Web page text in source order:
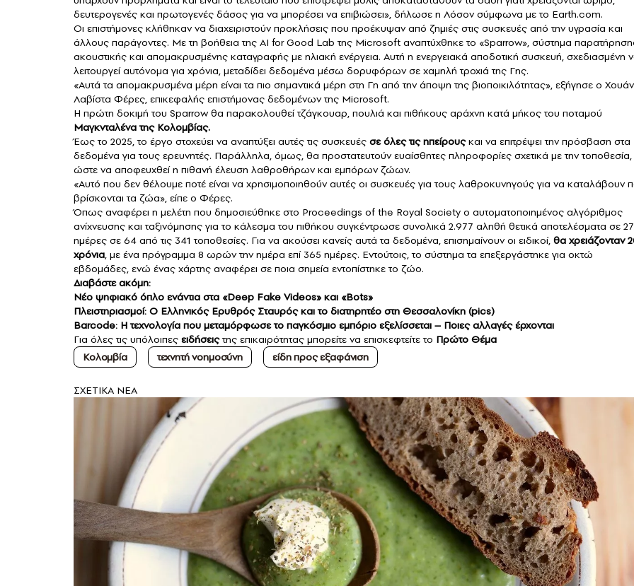
δευτερογενές και πρωτογενές δάσος για να μπορέσει να επιβιώσει», δήλωσε η Λόσον σύμφωνα με το Earth.com.
Οι επιστήμονες κλήθηκαν να διαχειριστούν προκλήσεις που προέκυψαν από ζημιές στις συσκευές από την υγρασία και
άλλους παράγοντες. Με τη βοήθεια της AI for Good Lab της Microsoft αναπτύχθηκε το «Sparrow», σύστημα
ακουστικής και απομακρυσμένης καταγραφής με ηλιακή ενέργεια. Αυτή η ενεργειακά αποδοτική συσκευή, σχεδιασμένη
λειτουργεί αυτόνομα για χρόνια, μεταδίδει δεδομένα μέσω δορυφόρων σε χαμηλή τροχιά της Γης.
«Αυτά τα απομακρυσμένα μέρη είναι τα πιο σημαντικά μέρη στη Γη από την άποψη της βιοποικιλότητας», εξήγησε ο Χουάν
Λαβίστα Φέρες, επικεφαλής επιστήμονας δεδομένων της Microsoft.
Η πρώτη δοκιμή του Sparrow θα παρακολουθεί τζάγκουαρ, πουλιά και πιθήκους αράχνη κατά μήκος του ποταμού
Μαγκνταλένα της Κολομβίας.
Έως το 2025, το έργο στοχεύει να αναπτύξει αυτές τις συσκευές σε όλες τις ηπείρουςκαι να επιτρέψει την πρόσβαση στα
δεδομένα για τους ερευνητές. Παράλληλα, όμως, θα προστατευτούν ευαίσθητες πληροφορίες σχετικά με την τοποθεσία,
ώστε να αποφευχθεί η πιθανή έλευση λαθροθήρων και εμπόρων ζώων.
«Αυτό που δεν θέλουμε ποτέ είναι να χρησιμοποιηθούν αυτές οι συσκευές για τους λαθροκυνηγούς για να καταλάβουν
βρίσκονται τα ζώα», είπε ο Φέρες.
Όπως αναφέρει η μελέτη που δημοσιεύθηκε στο Proceedings of the Royal Society ο αυτοματοποιημένος αλγόριθμος
ανίχνευσης και ταξινόμησης για το κάλεσμα του πιθήκου συγκέντρωσε συνολικά 2.977 αληθή θετικά αποτελέσματα σε
ημέρες σε 64 από τις 341 τοποθεσίες. Για να ακούσει κανείς αυτά τα δεδομένα, επισημαίνουν οι ειδικοί, θα χρειάζονταν
χρόνια, με ένα πρόγραμμα 8 ωρών την ημέρα επί 365 ημέρες. Εντούτοις, το σύστημα τα επεξεργάστηκε για οκτώ
εβδομάδες, ενώ ένας χάρτης αναφέρει σε ποια σημεία εντοπίστηκε το ζώο.
Διαβάστε ακόμη:
Νέο ψηφιακό όπλο ενάντια στα «Deep Fake Videos» και «Bots»
Πλειστηριασμοί: Ο Ελληνικός Ερυθρός Σταυρός και το διατηρητέο στη Θεσσαλονίκη (pics)
Barcode: Η τεχνολογία που μεταμόρφωσε το παγκόσμιο εμπόριο εξελίσσεται – Ποιες αλλαγές έρχονται
Για όλες τις υπόλοιπες ειδήσεις της επικαιρότητας μπορείτε να επισκεφτείτε το Πρώτο Θέμα
Κολομβία
τεχνητή νοημοσύνη είδη προς εξαφάνιση
ΣXETIKA NEA